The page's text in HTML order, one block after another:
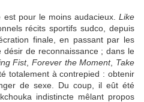
est pour le moins audacieux. Like
récits sportifs sudco, depuis
finale, en passant par les
de reconnaissance ; dans le
Fist, Forever the Moment, Take
totalement à contrepied : obtenir
de sexe. Du coup, il eût été
indistincte mêlant propos